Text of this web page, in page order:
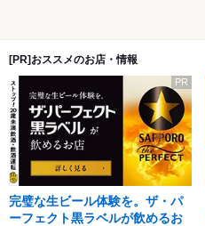
[PR]おススメのお店・情報
PR
完璧な生ビール体験を。ザ・パ
ーフェクト黒ラベルが飲めるお